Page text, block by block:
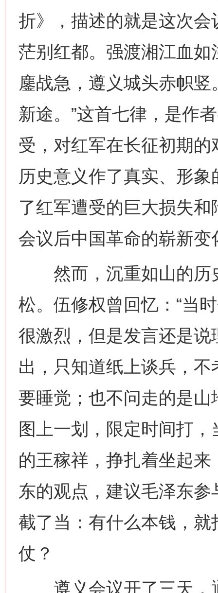
折》，描述的就是这次会
茫别红都。强渡湘江血
鏖战急，遵义城头赤帜
新途。”这首七律，是作
受，对红军在长征初期
历史意义作了真实、形
了红军遭受的巨大损失
会议后中国革命的崭新变
然而，沉重如山的历
松。伍修权曾回忆：“当
很激烈，但是发言还是说
出，只知道纸上谈兵，
要睡觉；也不问走的是
图上一划，限定时间打
的王稼祥，挣扎着坐起
东的观点，建议毛泽东
截了当：有什么本钱，
仗？
遵义会议开了三天，